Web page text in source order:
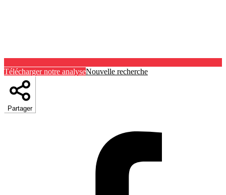
Télécharger notre analyseNouvelle recherche
Partager